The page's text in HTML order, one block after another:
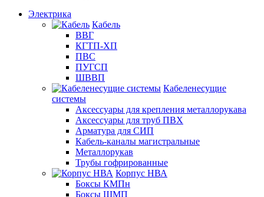
Электрика
Кабель
ВВГ
КГТП-ХП
ПВС
ПУГСП
ШВВП
Кабеленесущие
системы
Аксессуары для крепления металлорукава
Аксессуары для труб ПВХ
Арматура для СИП
Кабель-каналы магистральные
Металлорукав
Трубы гофрированные
Корпус НВА
Боксы КМПн
Боксы ЩМП